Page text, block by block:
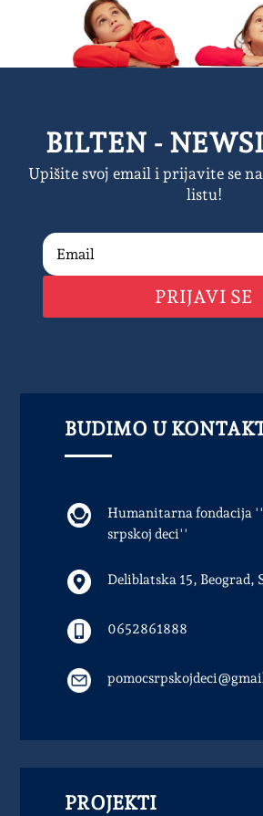
BILTEN -
Upišite svoj email i prijavite se
listu!
PRIJAVI SE
BUDIMO U
Humanitarna fondacija
srpskoj deci''
Deliblatska 15, Beograd,
0652861888
PROJEKTI